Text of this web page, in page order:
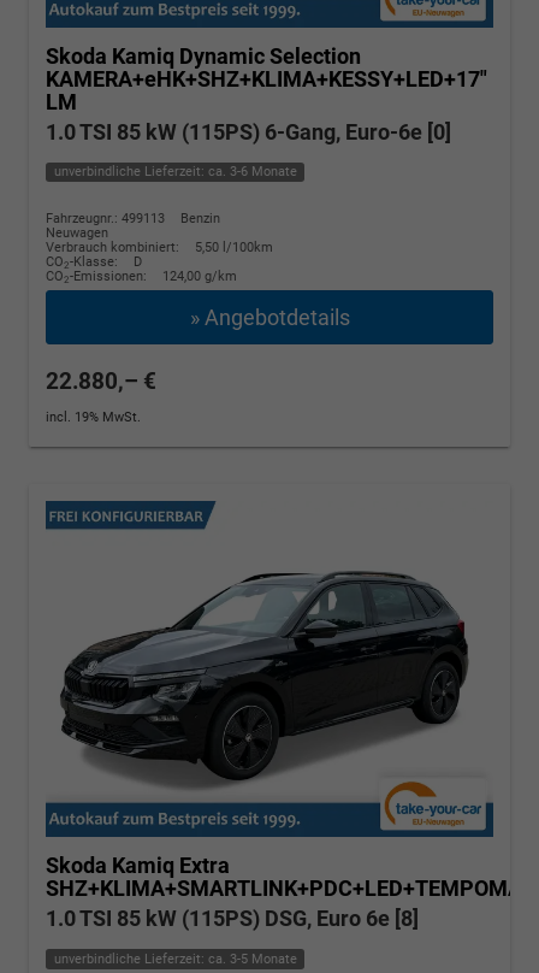
Skoda Kamiq Dynamic Selection
KAMERA+eHK+SHZ+KLIMA+KESSY+LED+17"
LM
1.0 TSI 85 kW (115PS) 6-Gang, Euro-6e [0]
unverbindliche Lieferzeit: ca. 3-6 Monate
Fahrzeugnr.: 499113
Benzin
Neuwagen
Verbrauch kombiniert:
5,50 l/100km
CO2-Klasse:
D
CO2-Emissionen: 124,00 g/km
» Angebotdetails
22.880,– €
incl. 19% MwSt.
Skoda Kamiq Extra
SHZ+KLIMA+SMARTLINK+PDC+LED+TEMPOMAT
1.0 TSI 85 kW (115PS) DSG, Euro 6e [8]
unverbindliche Lieferzeit: ca. 3-5 Monate